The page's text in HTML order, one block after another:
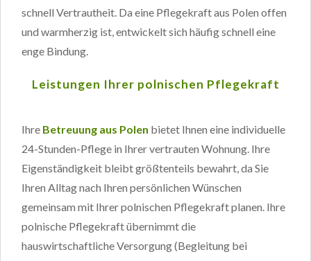
schnell Vertrautheit. Da eine Pflegekraft aus Polen offen
und warmherzig ist, entwickelt sich häufig schnell eine
enge Bindung.
Leistungen Ihrer polnischen Pflegekraft
Ihre Betreuung aus Polen bietet Ihnen eine individuelle
24-Stunden-Pflege in Ihrer vertrauten Wohnung. Ihre
Eigenständigkeit bleibt größtenteils bewahrt, da Sie
Ihren Alltag nach Ihren persönlichen Wünschen
gemeinsam mit Ihrer polnischen Pflegekraft planen. Ihre
polnische Pflegekraft übernimmt die
hauswirtschaftliche Versorgung (Begleitung bei